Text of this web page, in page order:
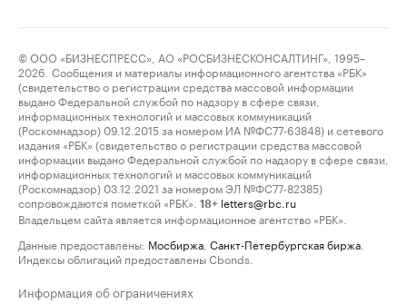
© ООО «БИЗНЕСПРЕСС», АО «РОСБИЗНЕСКОНСАЛТИНГ», 1995–
2026. Сообщения и материалы информационного агентства «РБК»
(свидетельство о регистрации средства массовой информации
выдано Федеральной службой по надзору в сфере связи,
информационных технологий и массовых коммуникаций
(Роскомнадзор) 09.12.2015 за номером ИА №ФС77-63848) и сетевого
издания «РБК» (свидетельство о регистрации средства массовой
информации выдано Федеральной службой по надзору в сфере связи,
информационных технологий и массовых коммуникаций
(Роскомнадзор) 03.12.2021 за номером ЭЛ №ФС77-82385)
сопровождаются пометкой «РБК».
18+ letters@rbc.ru
Владельцем сайта является информационное агентство «РБК».
Данные предоставлены: Мосбиржа Санкт-Петербургская биржа
Индексы облигаций предоставлены Cbonds.
Информация об ограничениях